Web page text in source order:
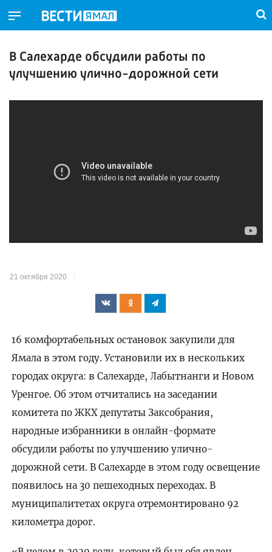
В Салехарде обсудили работы по
улучшению улично-дорожной сети
21 октября 2020
16 комфортабельных остановок закупили для
Ямала в этом году. Установили их в нескольких
городах округа: в Салехарде, Лабытнанги и Новом
Уренгое. Об этом отчитались на заседании
комитета по ЖКХ депутаты Заксобрания,
народные избранники в онлайн-формате
обсудили работы по улучшению улично-
дорожной сети. В Салехарде в этом году освещение
появилось на 30 пешеходных переходах. В
муниципалитетах округа отремонтировано 92
километра дорог.